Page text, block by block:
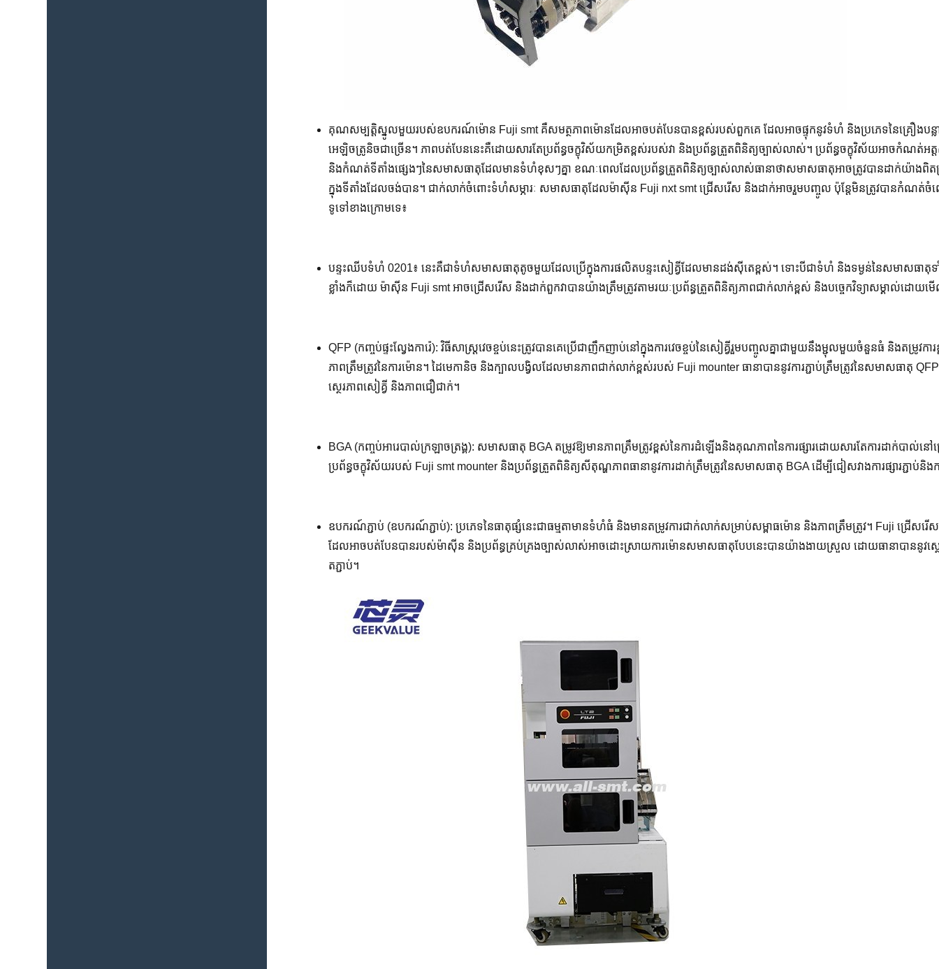
គុណសម្បត្តិស្នូលមួយរបស់ឧបករណ៍ម៉ោន Fuji smt គឺសមត្ថភាពម៉ោនដែលអាចបត់បែនបានខ្ពស់របស់ពួកគេ ដែលអាចផ្ទុកនូវទំហំ និងប្រភេទនៃគ្រឿងបន្
អេឡិចត្រូនិចជាច្រើន។ ភាពបត់បែននេះគឺដោយសារតែប្រព័ន្ធចក្ខុវិស័យកម្រិតខ្ពស់របស់វា និងប្រព័ន្ធត្រួតពិនិត្យច្បាស់លាស់។ ប្រព័ន្ធចក្ខុវិស័យអាចកំណត់អ
និងកំណត់ទីតាំងផ្សេងៗនៃសមាសធាតុដែលមានទំហំខុសៗគ្នា ខណៈពេលដែលប្រព័ន្ធត្រួតពិនិត្យច្បាស់លាស់ធានាថាសមាសធាតុអាចត្រូវបានដាក់យ៉ាងពិត
ក្នុងទីតាំងដែលចង់បាន។ ជាក់លាក់ចំពោះទំហំសម្ភារៈ សមាសធាតុដែលម៉ាស៊ីន Fuji nxt smt ជ្រើសរើស និងដាក់អាចរួមបញ្ចូល ប៉ុន្តែមិនត្រូវបានកំណត់ចំ
ទូទៅខាងក្រោមទេ៖
បន្ទះឈីបទំហំ 0201៖ នេះគឺជាទំហំសមាសធាតុតូចមួយដែលប្រើក្នុងការផលិតបន្ទះសៀគ្វីដែលមានដង់ស៊ីតេខ្ពស់។ ទោះបីជាទំហំ និងទម្ងន់នៃសមាសធាតុទ
ខ្លាំងក៏ដោយ ម៉ាស៊ីន Fuji smt អាចជ្រើសរើស និងដាក់ពួកវាបានយ៉ាងត្រឹមត្រូវតាមរយៈប្រព័ន្ធត្រួតពិនិត្យភាពជាក់លាក់ខ្ពស់ និងបច្ចេកវិទ្យាសម្គាល់ដោយ
QFP (កញ្ចប់ផ្ទះល្វែងការ៉េ): វិធីសាស្រ្តវេចខ្ចប់នេះត្រូវបានគេប្រើជាញឹកញាប់នៅក្នុងការវេចខ្ចប់នៃសៀគ្វីរួមបញ្ចូលគ្នាជាមួយនឹងម្ជុលមួយចំនួនធំ និងតម្រូវកា
ភាពត្រឹមត្រូវនៃការម៉ោន។ ដៃមេកានិច និងក្បាលបង្វិលដែលមានភាពជាក់លាក់ខ្ពស់របស់ Fuji mounter ធានាបាននូវការភ្ជាប់ត្រឹមត្រូវនៃសមាសធាតុ QFP
ស្ថេរភាពសៀគ្វី និងភាពជឿជាក់។
BGA (កញ្ចប់អារេបាល់ក្រឡាចត្រង្គ): សមាសធាតុ BGA តម្រូវឱ្យមានភាពត្រឹមត្រូវខ្ពស់នៃការដំឡើងនិងគុណភាពនៃការផ្សារដោយសារតែការដាក់បាល់នៅ
ប្រព័ន្ធចក្ខុវិស័យរបស់ Fuji smt mounter និងប្រព័ន្ធត្រួតពិនិត្យសីតុណ្ហភាពធានានូវការដាក់ត្រឹមត្រូវនៃសមាសធាតុ BGA ដើម្បីជៀសវាងការផ្សារភ្ជាប់និងកា
ឧបករណ៍ភ្ជាប់ (ឧបករណ៍ភ្ជាប់): ប្រភេទនៃធាតុផ្សំនេះជាធម្មតាមានទំហំធំ និងមានតម្រូវការជាក់លាក់សម្រាប់សម្ពាធម៉ោន និងភាពត្រឹមត្រូវ។ Fuji ជ្រើសរើ
ដែលអាចបត់បែនបានរបស់ម៉ាស៊ីន និងប្រព័ន្ធគ្រប់គ្រងច្បាស់លាស់អាចដោះស្រាយការម៉ោនសមាសធាតុបែបនេះបានយ៉ាងងាយស្រួល ដោយធានាបាននូវស្ថេ
តភ្ជាប់។